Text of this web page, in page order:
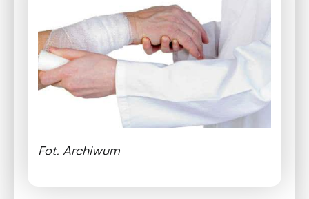
Fot. Archiwum